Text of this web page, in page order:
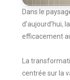
Dans le
d’aujourd’hui,
efficacement
La
centrée sur la